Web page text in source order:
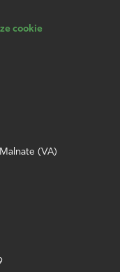
cookie
(VA)